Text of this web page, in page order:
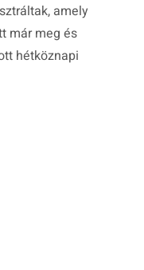
amely
már meg és
hétköznapi